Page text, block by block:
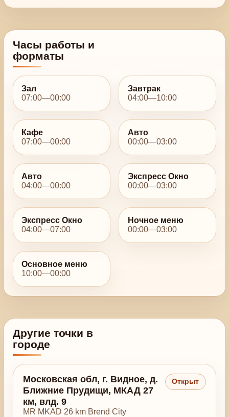
Часы работы и
форматы
Зал
07:00—00:00
Завтрак
04:00—10:00
Кафе
07:00—00:00
Авто
00:00—03:00
Авто
04:00—00:00
Экспресс Окно
00:00—03:00
Экспресс Окно
04:00—07:00
Ночное меню
00:00—03:00
Основное меню
10:00—00:00
Другие точки в
городе
Московская обл, г. Видное, д.
Ближние Прудищи, МКАД 27
км, влд. 9
MR MKAD 26 km Brend City
Открыт